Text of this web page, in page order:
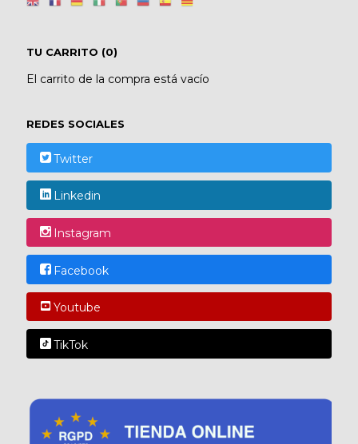
TU CARRITO (0)
El carrito de la compra está vacío
REDES SOCIALES
Twitter
Linkedin
Instagram
Facebook
Youtube
TikTok